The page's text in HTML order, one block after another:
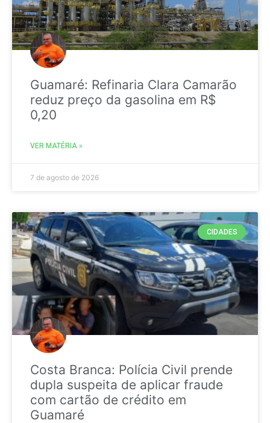
Guamaré: Refinaria Clara Camarão
reduz preço da gasolina em R$
0,20
VER MATÉRIA »
7 de agosto de 2026
CIDADES
Costa Branca: Polícia Civil prende
dupla suspeita de aplicar fraude
com cartão de crédito em
Guamaré